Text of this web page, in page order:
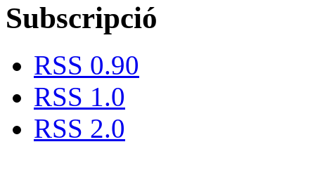
Subscripció
RSS 0.90
RSS 1.0
RSS 2.0